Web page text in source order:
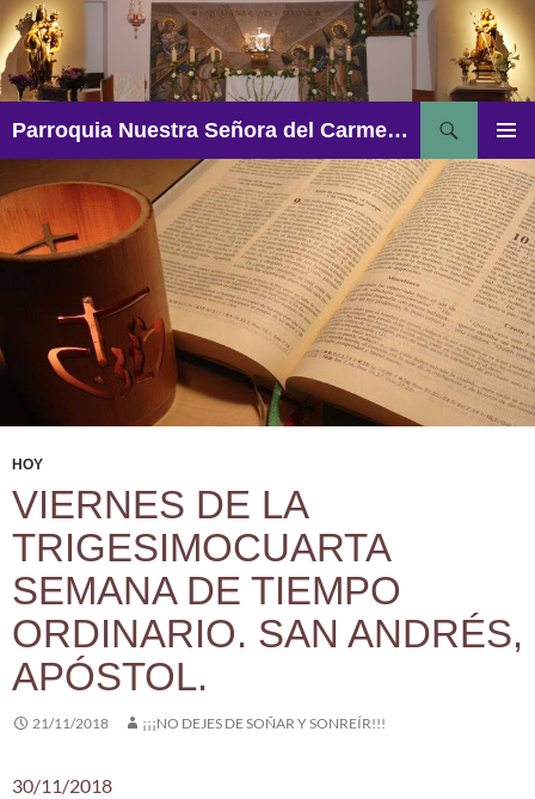
Saltar
al
contenido
Parroquia Nuestra Señora del Carmen – Aguadulce
MENÚ
HOY
VIERNES DE LA
TRIGESIMOCUARTA
SEMANA DE TIEMPO
ORDINARIO. SAN ANDRÉS,
APÓSTOL.
21/11/2018 ¡¡¡NO DEJES DE SOÑAR Y SONREÍR!!!
30/11/2018